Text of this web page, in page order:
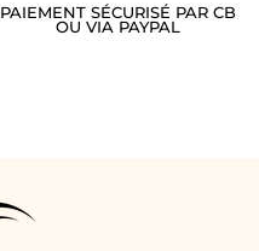
PAIEMENT SÉCURISÉ PAR CB
OU VIA PAYPAL